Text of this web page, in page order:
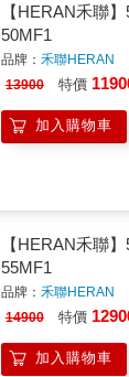
【HERAN禾聯
50MF1
品牌： 禾聯HERAN
13900
特價
加入購物車
【HERAN禾聯
55MF1
品牌： 禾聯HERAN
14900
特價
加入購物車